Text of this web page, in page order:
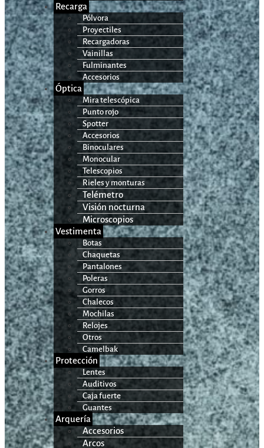
Recarga
Pólvora
Proyectiles
Recargadoras
Vainillas
Fulminantes
Accesorios
Óptica
Mira telescópica
Punto rojo
Spotter
Accesorios
Binoculares
Monocular
Telescopios
Rieles y monturas
Telémetro
Visión nocturna
Microscopios
Vestimenta
Botas
Chaquetas
Pantalones
Poleras
Gorros
Chalecos
Mochilas
Relojes
Otros
Camelbak
Protección
Lentes
Auditivos
Caja fuerte
Guantes
Arquería
Accesorios
Arcos